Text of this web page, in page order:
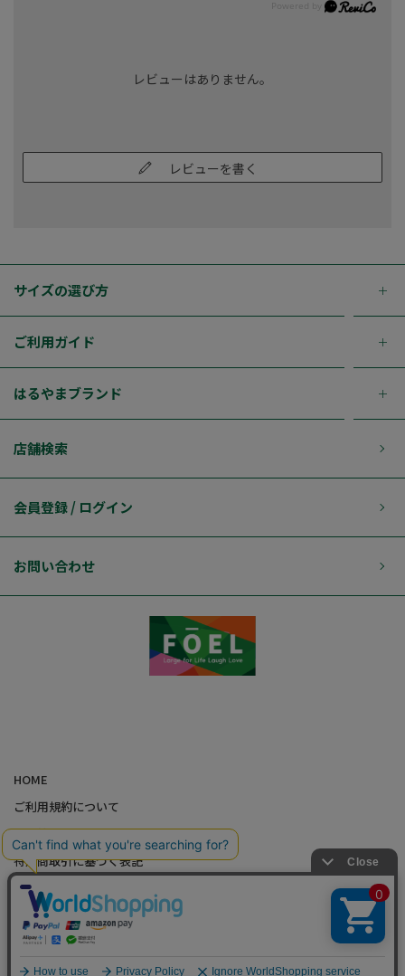
レビューはありません。
レビューを書く
サイズの選び方
ご利用ガイド
はるやまブランド
店舗検索
会員登録 / ログイン
お問い合わせ
HOME
ご利用規約について
個人情報の取り扱いについて
特定商取引に基づく表記
会社概要
カード会員（情報変更/ポイント照会）
お問い合わせ